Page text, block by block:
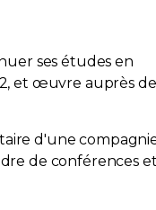
ses études en
et œuvre auprès
d'une
de conférences et